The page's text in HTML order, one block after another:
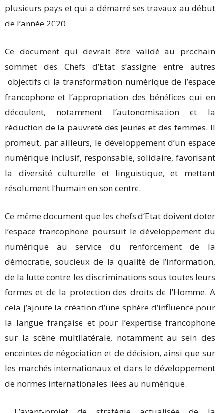
plusieurs pays et qui a démarré ses travaux au début
de l’année 2020.
Ce document qui devrait être validé au prochain
sommet des Chefs d’Etat s’assigne entre autres
objectifs ci la transformation numérique de l’espace
francophone et l’appropriation des bénéfices qui en
découlent, notamment l’autonomisation et la
réduction de la pauvreté des jeunes et des femmes. Il
promeut, par ailleurs, le développement d’un espace
numérique inclusif, responsable, solidaire, favorisant
la diversité culturelle et linguistique, et mettant
résolument l’humain en son centre.
Ce même document que les chefs d’Etat doivent doter
l’espace francophone poursuit le développement du
numérique au service du renforcement de la
démocratie, soucieux de la qualité de l’information,
de la lutte contre les discriminations sous toutes leurs
formes et de la protection des droits de l’Homme. A
cela j’ajoute la création d’une sphère d’influence pour
la langue française et pour l’expertise francophone
sur la scène multilatérale, notamment au sein des
enceintes de négociation et de décision, ainsi que sur
les marchés internationaux et dans le développement
de normes internationales liées au numérique.